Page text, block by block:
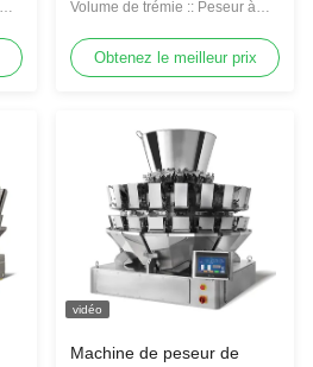
Volume de trémie :: Peseur à
Obtenez le meilleur prix
vidéo
Machine de peseur de